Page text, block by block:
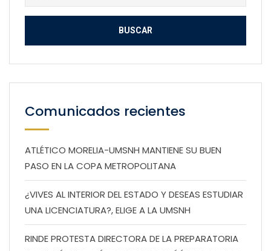
Comunicados recientes
ATLÉTICO MORELIA-UMSNH MANTIENE SU BUEN
PASO EN LA COPA METROPOLITANA
¿VIVES AL INTERIOR DEL ESTADO Y DESEAS ESTUDIAR
UNA LICENCIATURA?, ELIGE A LA UMSNH
RINDE PROTESTA DIRECTORA DE LA PREPARATORIA